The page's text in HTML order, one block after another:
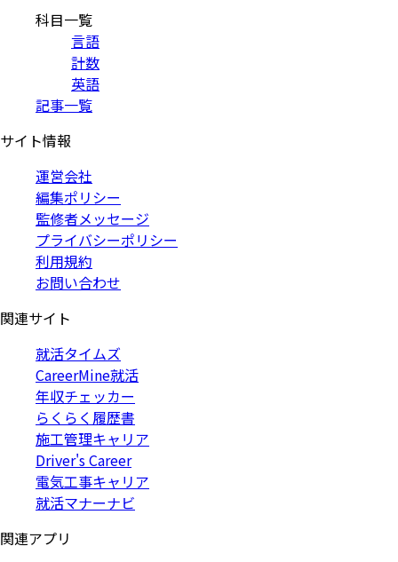
科目一覧
言語
計数
英語
記事一覧
サイト情報
運営会社
編集ポリシー
監修者メッセージ
プライバシーポリシー
利用規約
お問い合わせ
関連サイト
就活タイムズ
CareerMine就活
年収チェッカー
らくらく履歴書
施工管理キャリア
Driver's Career
電気工事キャリア
就活マナーナビ
関連アプリ